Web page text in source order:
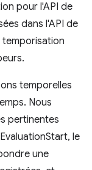
pour l'API de
dans l'API de
temporisation
temporelles
Nous
pertinentes
le
une